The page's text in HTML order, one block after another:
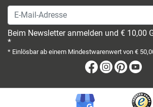
E-Mail-Adresse
Beim Newsletter anmelden und € 10,00
*
* Einlösbar ab einem Mindestwarenwert von €
Facebook
Instagram